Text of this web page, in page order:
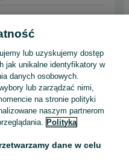
MIG/MAG/TIG
zmiany
Sp. z o.o.
lub uzyskujemy dostęp
jak unikalne identyfikatory w
danych osobowych.
lub zarządzać nimi,
na stronie polityki
naszym partnerom
Polityka
dane w celu